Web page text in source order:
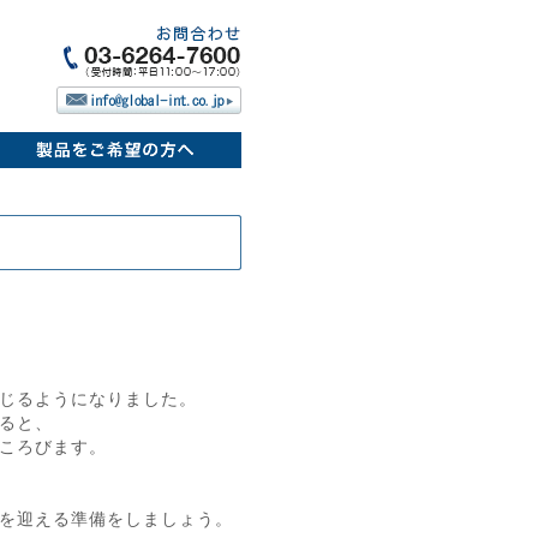
るようになりました。
と、
ろびます。
迎える準備をしましょう。